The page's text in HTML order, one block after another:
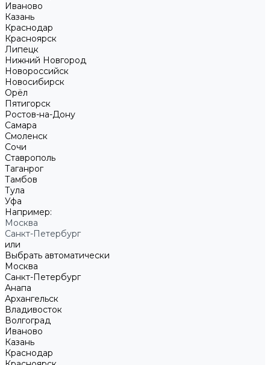
Иваново
Казань
Краснодар
Красноярск
Липецк
Нижний Новгород
Новороссийск
Новосибирск
Орёл
Пятигорск
Ростов-на-Дону
Самара
Смоленск
Сочи
Ставрополь
Таганрог
Тамбов
Тула
Уфа
Например:
Москва
Санкт-Петербург
или
Выбрать автоматически
Москва
Санкт-Петербург
Анапа
Архангельск
Владивосток
Волгоград
Иваново
Казань
Краснодар